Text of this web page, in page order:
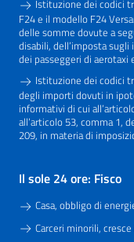
Istituzione dei codici
F24 e il modello F24
delle somme dovute a
disabili, dell’imposta
dei passeggeri di aerotaxi
Istituzione dei codici
degli importi dovuti in
informativi di cui
all’articolo 53, comma 1,
209, in materia di
Il sole 24 ore: Fisco
Casa, obbligo di
Carceri minorili,